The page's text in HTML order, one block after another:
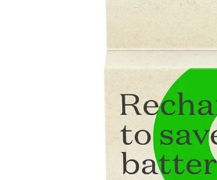
lácteos y refrigerados
vinos y licores
cuidado del bebé